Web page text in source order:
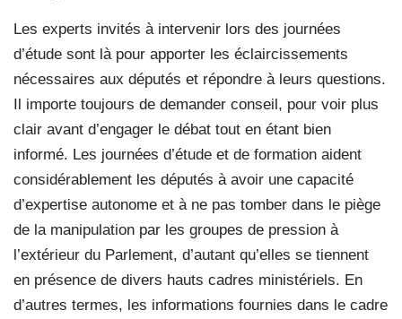
Les experts invités à intervenir lors des journées
d’étude sont là pour apporter les éclaircissements
nécessaires aux députés et répondre à leurs questions.
Il importe toujours de demander conseil, pour voir plus
clair avant d’engager le débat tout en étant bien
informé. Les journées d’étude et de formation aident
considérablement les députés à avoir une capacité
d’expertise autonome et à ne pas tomber dans le piège
de la manipulation par les groupes de pression à
l’extérieur du Parlement, d’autant qu’elles se tiennent
en présence de divers hauts cadres ministériels. En
d’autres termes, les informations fournies dans le cadre